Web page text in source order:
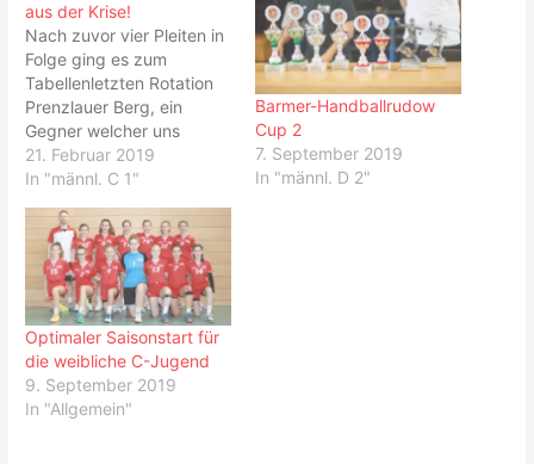
aus der Krise!
Nach zuvor vier Pleiten in
Folge ging es zum
Tabellenletzten Rotation
Prenzlauer Berg, ein
Gegner welcher uns
bereits bekannt war, in
der Qualifikation zur
natürlich in der Hinrunde
trafen wir bereits auf das
Team von Coach Eric. Es
wurde von vorne rein klar,
dass es heute absolut
kein…
21. Februar 2019
In "männl. C 1"
Barmer-Handballrudow
Cup 2
7. September 2019
In "männl. D 2"
Optimaler Saisonstart für
die weibliche C-Jugend
9. September 2019
In "Allgemein"